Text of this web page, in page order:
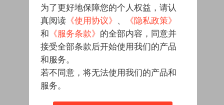
为了更好地保障您的个人权益，请认
真阅读 《使用协议》 、
《隐私政策》
和 《服务条款》 的全部内容，同意并
接受全部条款后开始使用我们的产品
和服务。
若不同意，将无法使用我们的产品和
服务。